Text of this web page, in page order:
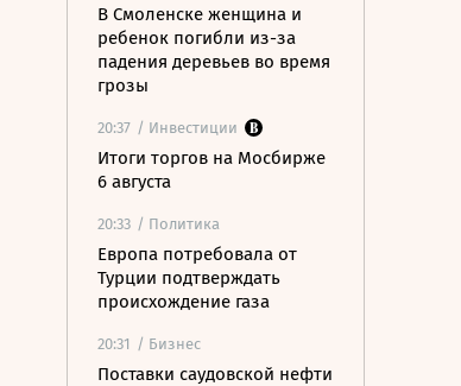
В Смоленске женщина и
ребенок погибли из-за
падения деревьев во время
грозы
20:37 / Инвестиции
Итоги торгов на Мосбирже
6 августа
20:33 / Политика
Европа потребовала от
Турции подтверждать
происхождение газа
20:31 / Бизнес
Поставки саудовской нефти